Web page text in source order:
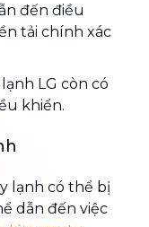
đến điều
tải chính xác
LG còn có
khiển.
lạnh có thể bị
dẫn đến việc